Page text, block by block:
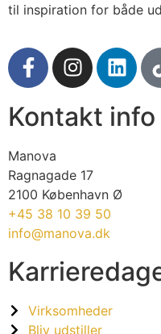
til inspiration for både
Kontakt info
Manova
Ragnagade 17
2100 København Ø
+45 38 10 39 50
info@manova.dk
Virksomheder
Bliv udstiller